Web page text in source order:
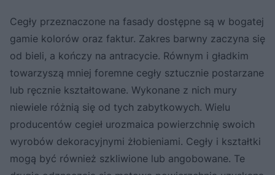
Cegły przeznaczone na fasady dostępne są w bogatej
gamie kolorów oraz faktur. Zakres barwny zaczyna się
od bieli, a kończy na antracycie. Równym i gładkim
towarzyszą mniej foremne cegły sztucznie postarzane
lub ręcznie kształtowane. Wykonane z nich mury
niewiele różnią się od tych zabytkowych. Wielu
producentów cegieł urozmaica powierzchnię swoich
wyrobów dekoracyjnymi żłobieniami. Cegły i kształtki
mogą być również szkliwione lub angobowane. Te